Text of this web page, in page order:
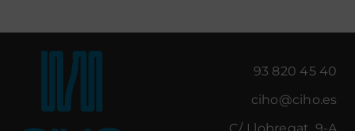
93 820 45 40
ciho@ciho.es